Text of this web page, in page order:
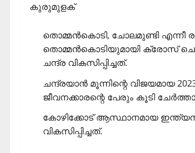
കുരുമുളക്
തൊമ്മന്‍കൊടി, ചോലമുണ്ടി എന്നീ
തൊമ്മന്‍കൊടിയുമായി
ചന്ദ്ര വികസിപ്പിച്ചത്.
ചന്ദ്രയാന്‍ മൂന്നിന്റെ വിജയമായ
ജീവനക്കാരന്റെ പേരും കൂടി
കോഴിക്കോട് ആസ്ഥാനമായ
വികസിപ്പിച്ചത്.